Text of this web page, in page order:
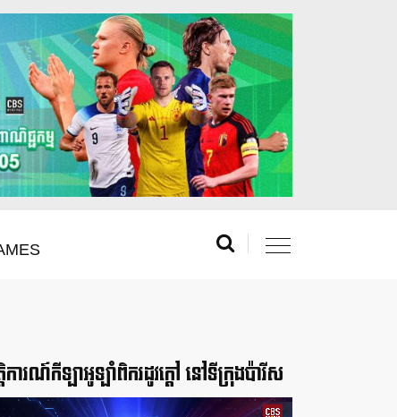
តិការណ៍កីឡាអូឡាំពិករដូវក្ដៅ នៅទីក្រុងប៉ារីស